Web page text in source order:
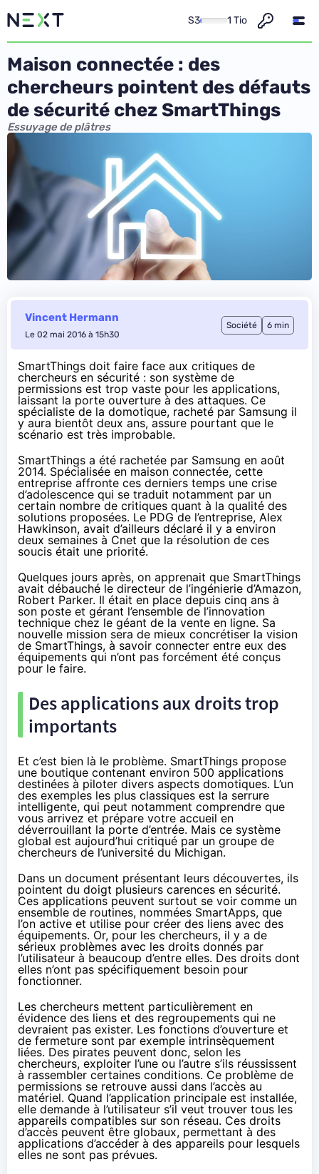
S3 1 Tio
Maison connectée : des
chercheurs pointent des défauts
de sécurité chez SmartThings
Essuyage de plâtres
Vincent Hermann
Le 02 mai 2016 à 15h30
Société 6 min
SmartThings doit faire face aux critiques de
chercheurs en sécurité : son système de
permissions est trop vaste pour les applications,
laissant la porte ouverture à des attaques. Ce
spécialiste de la domotique, racheté par Samsung il
y aura bientôt deux ans, assure pourtant que le
scénario est très improbable.
SmartThings a été rachetée par Samsung en août
2014. Spécialisée en maison connectée, cette
entreprise affronte ces derniers temps une crise
d’adolescence qui se traduit notamment par un
certain nombre de critiques quant à la qualité des
solutions proposées. Le PDG de l’entreprise, Alex
Hawkinson, avait d’ailleurs déclaré il y a environ
deux semaines à Cnet que la résolution de ces
soucis était une priorité.
Quelques jours après, on apprenait que SmartThings
avait débauché le directeur de l’ingénierie d’Amazon,
Robert Parker. Il était en place depuis cinq ans à
son poste et gérant l’ensemble de l’innovation
technique chez le géant de la vente en ligne. Sa
nouvelle mission sera de mieux concrétiser la vision
de SmartThings, à savoir connecter entre eux des
équipements qui n’ont pas forcément été conçus
pour le faire.
Des applications aux droits trop
importants
Et c’est bien là le problème. SmartThings propose
une boutique contenant environ 500 applications
destinées à piloter divers aspects domotiques. L’un
des exemples les plus classiques est la serrure
intelligente, qui peut notamment comprendre que
vous arrivez et prépare votre accueil en
déverrouillant la porte d’entrée. Mais ce système
global est aujourd’hui critiqué par un groupe de
chercheurs de l’université du Michigan.
Dans un document présentant leurs découvertes, ils
pointent du doigt plusieurs carences en sécurité.
Ces applications peuvent surtout se voir comme un
ensemble de routines, nommées SmartApps, que
l’on active et utilise pour créer des liens avec des
équipements. Or, pour les chercheurs, il y a de
sérieux problèmes avec les droits donnés par
l’utilisateur à beaucoup d’entre elles. Des droits dont
elles n’ont pas spécifiquement besoin pour
fonctionner.
Les chercheurs mettent particulièrement en
évidence des liens et des regroupements qui ne
devraient pas exister. Les fonctions d’ouverture et
de fermeture sont par exemple intrinsèquement
liées. Des pirates peuvent donc, selon les
chercheurs, exploiter l’une ou l’autre s’ils réussissent
à rassembler certaines conditions. Ce problème de
permissions se retrouve aussi dans l’accès au
matériel. Quand l’application principale est installée,
elle demande à l’utilisateur s’il veut trouver tous les
appareils compatibles sur son réseau. Ces droits
d’accès peuvent être globaux, permettant à des
applications d’accéder à des appareils pour lesquels
elles ne sont pas prévues.